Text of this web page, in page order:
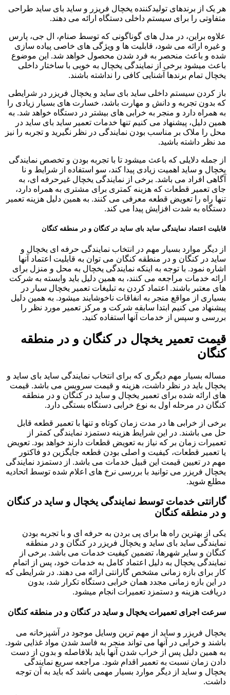
هر یک از برندهای تولیدکننده یخچال فریزر و ساید بای ساید طراحی
متفاوتی را برای سیستم داخلی دستگاه ارائه می دهند.
علاوه براین، در مدل های گوناگونی که توسط صنام، ال جی، پارس
و غیره ارائه می شود، قابلیت ها و ویژگی های خاصی پیاده سازی
شده و باعث منحصر به فرد شدن محصول خواهد شد. این موضوع
باعث میشود برخی از نمایندگی یخچال به خوبی با ساختار داخلی
یخچال تمام برندها آشنایی کافی را نداشته باشند.
باز کردن سیستم داخلی ساید بای ساید و یخچال فریزر در شرایطی
که بدون تجربه و دانش و مهارت باشد، خسارت های بسیار زیادی را
به همراه دارد و منجر به خرابی های بیشتر در دستگاه خواهد شد. به
همین دلیل، پیشنهاد می کنیم تنها خدمات تعمیر ساید بای ساید در
محل را ملاک بر مناسب بودن نمایندگی در نظر نگیرید و تجربه را نیز
مد نظر داشته باشید.
از جمله دلایلی که باعث میشود تا با تجربه بودن و تخصص نمایندگی
یخچال و ساید اهمیت زیادی پیدا کند، سو استفاده از شرایط و نا
آگاهی افراد می باشد. برخی از نمایندگی یخچال غیرحرفه ای، به
جای تعمیر قطعات که هزینه کمتری برای مشتری به همراه دارد،
تنها راه را تعویض قطعه معرفی می کنند. به همین دلیل هزینه تعمیر
دستگاه به شدت افزایش پیدا می کند.
قابلیت اعتماد نمایندگی ساید بای ساید در کنگان و در منطقه کنگان
از دیگر موارد بسیار مهم در انتخاب نمایندگی حرفه ای یخچال و
ساید در کنگان و در منطقه کنگان می توان به قابلیت اعتماد آنها
اشاره نمود. با توجه به اینکه نمایندگی یخچال به محل و منزل برای
ارائه خدمات مراجعه می کنند، به همین دلیل باید وابسته به شرکت
های معتبر باشند. اعتماد کردن به تبلیغات تعمیر یخچال سیار در
بسیاری از مواقع منجر به انفاقات ناخوشایند میشود. به همین دلیل
پیشنهاد می کنیم ابتدا سابقه شرکت و مرکز تعمیر مورد نظر را
بررسی و سپس از خدمات آنها استفاده کنید.
قیمت تعمیر یخچال در کنگان و در منطقه
کنگان
مساله بسیار مهم دیگری که برای انتخاب نمایندگی ساید بای ساید و
یخچال باید در نظر داشت، هزینه و قیمت سرویس می باشد. قیمت
های ارائه شده برای تعمیر یخچال و ساید در کنگان و در منطقه
کنگان در مرحله اول به نوع خرابی دستگاه بستگی دارد.
برخی از خرابی ها در مدت زمان کوتاه و تنها با تعمیر قطعه قابل
حل می باشند. در این شرایط هزینه دستمزد نمایندگی کمتر از
تعمیرات زمان بر که نیاز به تعویض قطعات دارند خواهد بود. تعویض
یا تعمیر قطعات، کیفیت و اصلی بودن قطعه جایگزین دو فاکتور
مهم در تعیین قیمت این قبیل خدمات می باشد. از دستمزد نمایندگی
یخچال فریزر می توانید با بررسی نرخ های اعلام شده توسط اتحادیه
مطلع شوید.
گارانتی خدمات توسط نمایندگی یخچال و ساید در کنگان
و در منطقه کنگان
یکی از بهترین راه ها برای پی بردن به حرفه ای و با تجربه بودن
نمایندگی ساید بای ساید و یخچال فریزر در کنگان و در منطقه
کنگان و سایر شهرها، تضمین کیفیت خدمات می باشد. برخی از
نمایندگی یخچال به دلیل اعتماد کامل به خدمات خود، پس از اتمام
کار برای بازه زمانی مشخص گارانتی ارائه می دهند. در شرایطی که
در این بازه زمانی مجدد همان خرابی دستگاه تکرار شد، بدون
دریافت هزینه و دستمزد تعمیرات انجام میشود.
سرعت اجرای تعمیرات یخچال و ساید در کنگان و در منطقه کنگان
یخچال فریزر و ساید از مهم ترین وسایل موجود در آشپزخانه می
باشند و خرابی در آنها می تواند منجر به فاسد شدن مواد غذایی شود.
به همین دلیل پس از خراب شدن آنها باید بلافاصله و بدون از دست
دادن زمان نسبت به تعمیر اقدام شود. مراجعه سریع نمایندگی
یخچال و ساید از دیگر موارد بسیار مهمی باشد که باید به آن توجه
داشت.